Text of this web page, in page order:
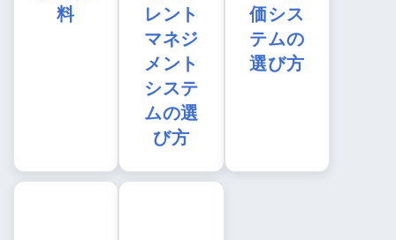
料
レント
マネジ
メント
システ
ムの選
び方
価シス
テムの
選び方